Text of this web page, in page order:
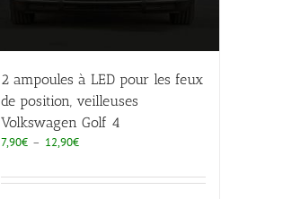
2 ampoules à LED pour les feux
de position, veilleuses
Volkswagen Golf 4
7,90€ – 12,90€Plage
prix :